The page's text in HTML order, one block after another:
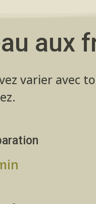
aux
varier avec